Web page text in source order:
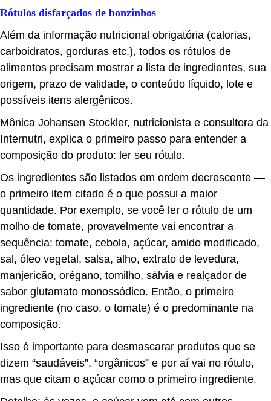
Rótulos disfarçados de bonzinhos
Além da informação nutricional obrigatória (calorias,
carboidratos, gorduras etc.), todos os rótulos de
alimentos precisam mostrar a lista de ingredientes, sua
origem, prazo de validade, o conteúdo líquido, lote e
possíveis itens alergênicos.
Mônica Johansen Stockler, nutricionista e consultora da
Internutri, explica o primeiro passo para entender a
composição do produto: ler seu rótulo.
Os ingredientes são listados em ordem decrescente —
o primeiro item citado é o que possui a maior
quantidade. Por exemplo, se você ler o rótulo de um
molho de tomate, provavelmente vai encontrar a
sequência: tomate, cebola, açúcar, amido modificado,
sal, óleo vegetal, salsa, alho, extrato de levedura,
manjericão, orégano, tomilho, sálvia e realçador de
sabor glutamato monossódico. Então, o primeiro
ingrediente (no caso, o tomate) é o predominante na
composição.
Isso é importante para desmascarar produtos que se
dizem “saudáveis”, “orgânicos” e por aí vai no rótulo,
mas que citam o açúcar como o primeiro ingrediente.